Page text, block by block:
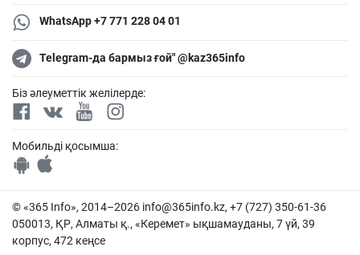
WhatsApp +7 771 228 04 01
Telegram-да бармыз ғой" @kaz365info
Біз әлеуметтік желілерде:
Мобильді қосымша:
© «365 Info», 2014–2026 info@365info.kz, +7 (727) 350-61-36
050013, ҚР, Алматы қ., «Керемет» ықшамауданы, 7 үй, 39
корпус, 472 кеңсе